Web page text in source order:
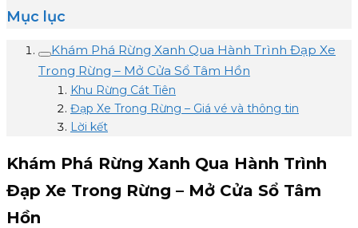
Mục lục
Khám Phá Rừng Xanh Qua Hành Trình Đạp Xe
Trong Rừng – Mở Cửa Sổ Tâm Hồn
Khu Rừng Cát Tiên
Đạp Xe Trong Rừng – Giá vé và thông tin
Lời kết
Khám Phá Rừng Xanh Qua Hành Trình
Đạp Xe Trong Rừng – Mở Cửa Sổ Tâm
Hồn